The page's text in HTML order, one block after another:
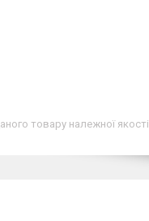
товару належної якості